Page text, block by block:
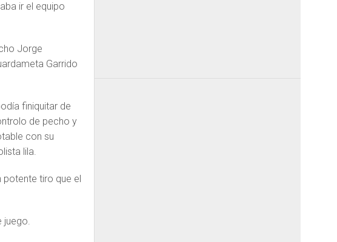
ir el equipo
Jorge
Garrido
finiquitar de
de pecho y
con su
lila.
tiro que el
juego.